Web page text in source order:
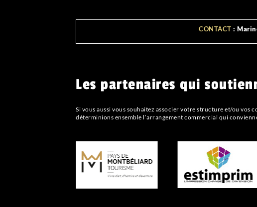
CONTACT :
Les partenaires qui
Si vous aussi vous souhaitez associer votre structure et/ou vos
déterminions ensemble l’arrangement commercial qui